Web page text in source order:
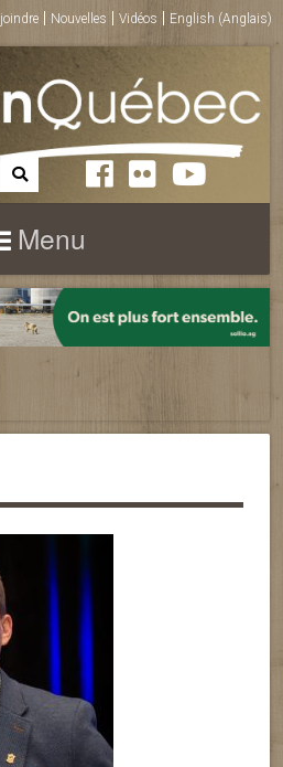
Nouvelles Vidéos English (Anglais)
Menu